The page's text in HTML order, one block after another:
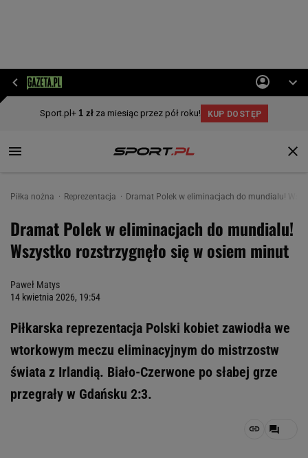
Piłka nożna Reprezentacja Dramat Polek w eliminacjach do mundialu!
Dramat Polek w eliminacjach do mundialu!
Wszystko rozstrzygnęło się w osiem minut
Paweł Matys
14 kwietnia 2026, 19:54
Piłkarska reprezentacja Polski kobiet zawiodła we
wtorkowym meczu eliminacyjnym do mistrzostw
świata z Irlandią. Biało-Czerwone po słabej grze
przegrały w Gdańsku 2:3.